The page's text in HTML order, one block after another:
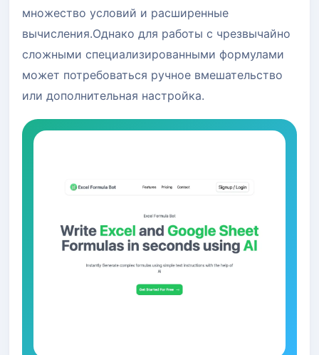
множество условий и расширенные
вычисления.Однако для работы с чрезвычайно
сложными специализированными формулами
может потребоваться ручное вмешательство
или дополнительная настройка.